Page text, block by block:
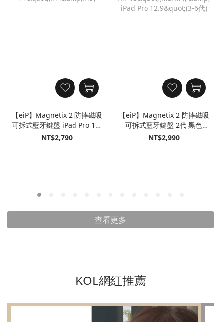
【eiP】Magnetix 2 防摔磁吸
可拆式藍牙鍵盤 iPad Pro 11"
(M4&M5)
NT$2,790
【eiP】Magnetix 2 防摔磁吸
可拆式藍牙鍵盤 2代 黑色
iPad Air 13"(M3/M4) & iPad
NT$2,990
查看更多
KOL網紅推薦